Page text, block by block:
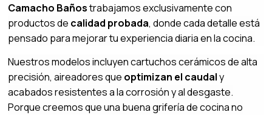
Camacho Bañostrabajamos exclusivamente con
productos de calidad probada, donde cada detalle está
pensado para mejorar tu experiencia diaria en la cocina.
Nuestros modelos incluyen cartuchos cerámicos de alta
precisión, aireadores que optimizan el caudaly
acabados resistentes a la corrosión y al desgaste.
Porque creemos que una buena grifería de cocina no